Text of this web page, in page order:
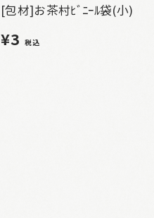
[包材]お茶村ﾋﾞﾆｰﾙ袋(小)
¥3税込